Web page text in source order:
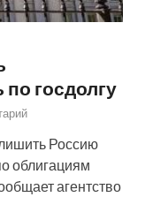
госдолгу
Россию
облигациям
агентство